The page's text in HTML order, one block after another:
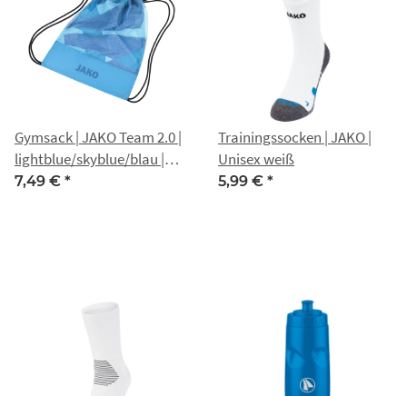
Gymsack | JAKO Team 2.0 |
lightblue/skyblue/blau |
Nippon Gotha
7,49 € *
Trainingssocken | JAKO |
Unisex weiß
5,99 € *